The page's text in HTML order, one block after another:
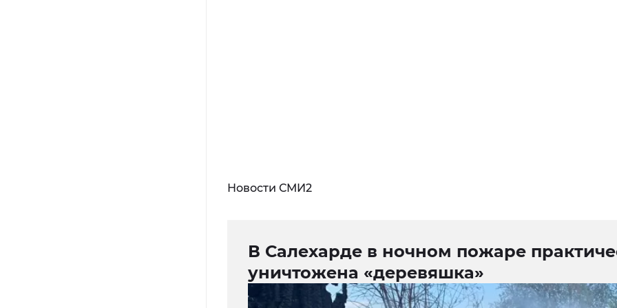
Новости СМИ2
В Салехарде в ночном пожаре
уничтожена «деревяшка»